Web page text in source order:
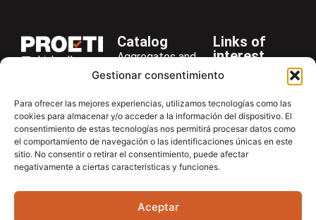
Gestionar consentimiento
Para ofrecer las mejores experiencias, utilizamos tecnologías como las
cookies para almacenar y/o acceder a la información del dispositivo. El
consentimiento de estas tecnologías nos permitirá procesar datos como
el comportamiento de navegación o las identificaciones únicas en este
sitio. No consentir o retirar el consentimiento, puede afectar
negativamente a ciertas características y funciones.
Aceptar
LinkedIn
+34 916 28
29 40
proetisa@proetisa.com
Ctra de
Algete, Av
M-106, Km
Catalog
Aggregates and
Rocks
Asphalt
Cements
Concrete
Soils
Soilmatic
Steels
Links of
interest
Company
News
Newsletter
Download
Contac